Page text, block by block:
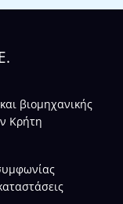
βιομηχανικής
Κρήτη